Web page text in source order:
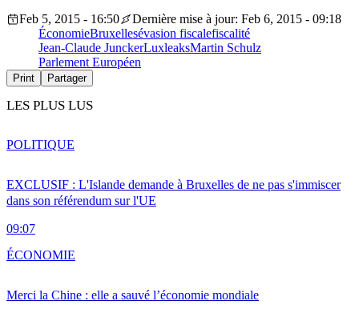
Feb 5, 2015 - 16:50
Dernière mise à jour: Feb 6, 2015 - 09:18
ÉconomieBruxellesévasion fiscalefiscalité
Jean-Claude JunckerLuxleaksMartin Schulz
Parlement Européen
Print Partager
LES PLUS LUS
EXCLUSIF : L'Islande demande à Bruxelles de ne pas s'immiscer
dans son référendum sur l'UE
09:07
POLITIQUE
Merci la Chine : elle a sauvé l’économie mondiale
ÉCONOMIE